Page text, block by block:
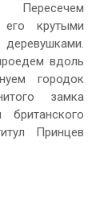
крутыми
вдоль
городок
замка
Принцев